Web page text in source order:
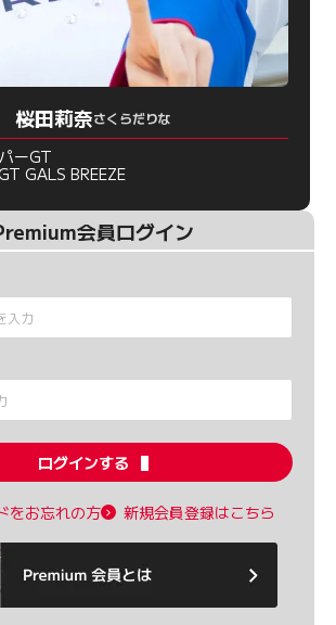
桜田莉奈さくらだりな
ーGT
GALS BREEZE
会員ログイン
ログインする
をお忘れの方 新規会員登録はこちら